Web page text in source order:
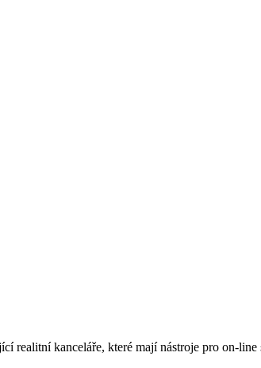
realitní kanceláře, které mají nástroje pro on-